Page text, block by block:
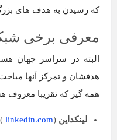
که رسیدن به هدف های
معرفی برخی
البته در سراسر جهان
هدفشان و تمرکز آنها
همه گیر که تقریبا معروف
لینکداین (
linkedin.com
)